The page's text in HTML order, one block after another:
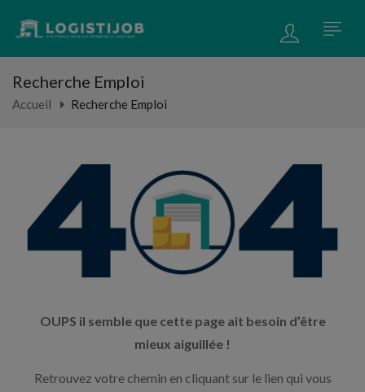
Recherche Emploi
Accueil Recherche Emploi
OUPS il semble que cette page ait besoin d’être
mieux aiguillée !
Retrouvez votre chemin en cliquant sur le lien qui vous